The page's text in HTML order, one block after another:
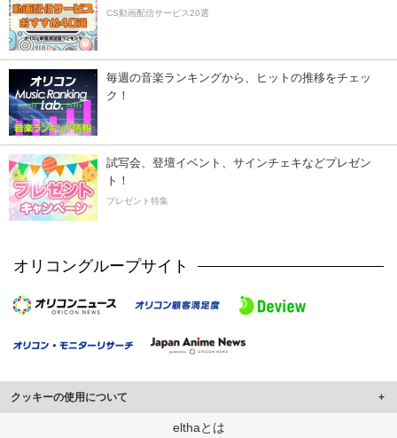
CS動画配信サービス20選
毎週の音楽ランキングから、ヒットの推移をチェッ
ク！
試写会、登壇イベント、サインチェキなどプレゼン
ト！
プレゼント特集
オリコングループサイト
クッキーの使用について
このサイトでは Cookie を使用して、ユーザーに合わせたコンテンツや広告の
elthaとは